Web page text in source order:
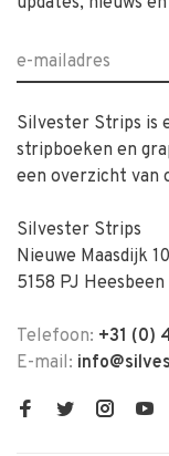
Silvester Strips is
stripboeken en
een overzicht van
Silvester Strips
Nieuwe Maasdijk 10
5158 PJ
Telefoon: +31 (0)
E-mail: